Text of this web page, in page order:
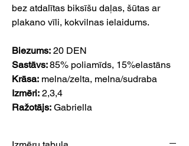
bez atdalītas biksīšu daļas, šūtas ar
plakano vīli, kokvilnas ielaidums.
Biezums: 20 DEN
Sastāvs:85% poliamīds, 15%elastāns
Krāsa: melna/zelta, melna/sudraba
Izmēri: 2,3,4
Ražotājs: Gabriella